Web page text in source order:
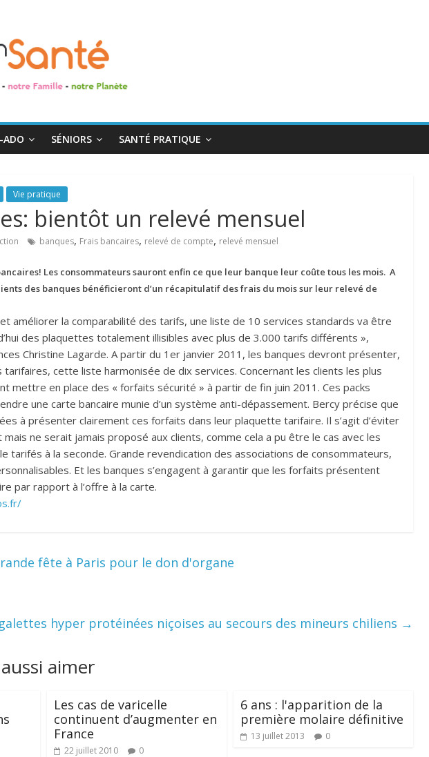
ADO SÉNIORS SANTÉ PRATIQUE
Vie pratique
bientôt un relevé mensuel
banques, Frais bancaires, relevé de compte, relevé mensuel
Les consommateurs sauront enfin ce que leur banque leur coûte tous les mois. A
des banques bénéficieront d’un récapitulatif des frais du mois sur leur relevé de
améliorer la comparabilité des tarifs, une liste de 10 services standards va être
des plaquettes totalement illisibles avec plus de 3.000 tarifs différents »,
Christine Lagarde. A partir du 1er janvier 2011, les banques devront présenter,
cette liste harmonisée de dix services. Concernant les clients les plus
mettre en place des « forfaits sécurité » à partir de fin juin 2011. Ces packs
une carte bancaire munie d’un système anti-dépassement. Bercy précise que
à présenter clairement ces forfaits dans leur plaquette tarifaire. Il s’agit d’éviter
ne serait jamais proposé aux clients, comme cela a pu être le cas avec les
tarifés à la seconde. Grande revendication des associations de consommateurs,
Et les banques s’engagent à garantir que les forfaits présentent
par rapport à l’offre à la carte.
fête à Paris pour le don d'organe
hyper protéinées niçoises au secours des mineurs chiliens →
aimer
Les cas de varicelle
continuent d’augmenter en
France
22 juillet 2010 0
6 ans : l'apparition de la
première molaire définitive
13 juillet 2013 0